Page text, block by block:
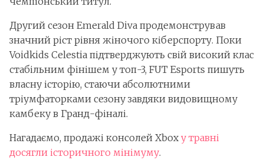
Другий сезон Emerald Diva продемонстрував
значний ріст рівня жіночого кіберспорту. Поки
Voidkids Celestia підтверджують свій високий клас
стабільним фінішем у топ-3, FUT Esports пишуть
власну історію, стаючи абсолютними
тріумфаторками сезону завдяки видовищному
камбеку в Гранд-фіналі.
Нагадаємо, продажі консолей Xbox у травні
досягли історичного мінімуму.